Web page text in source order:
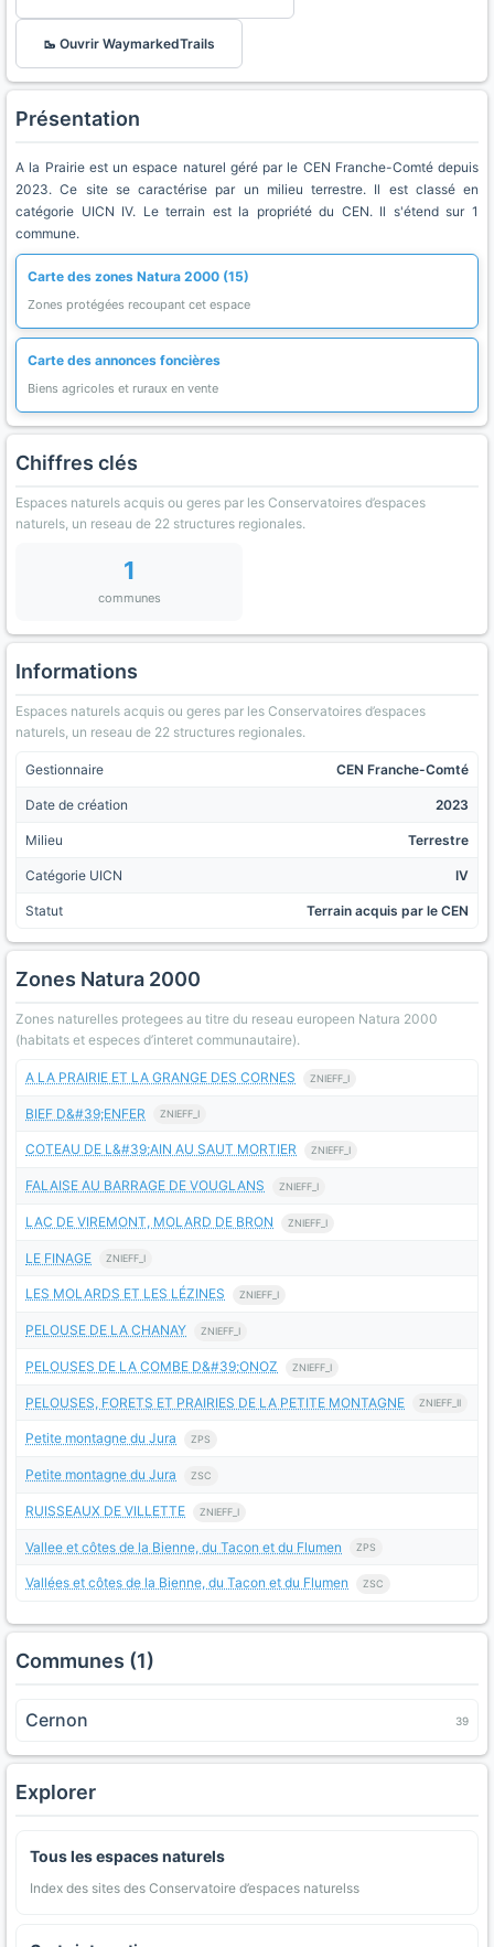
🥾 Ouvrir WaymarkedTrails
Présentation
A la Prairie est un espace naturel géré par le CEN Franche-Comté depuis
2023. Ce site se caractérise par un milieu terrestre. Il est classé en
catégorie UICN IV. Le terrain est la propriété du CEN. Il s'étend sur 1
commune.
Carte des zones Natura 2000 (15)
Zones protégées recoupant cet espace
Carte des annonces foncières
Biens agricoles et ruraux en vente
Chiffres clés
Espaces naturels acquis ou geres par les Conservatoires d’espaces
naturels, un reseau de 22 structures regionales.
1
communes
Informations
Espaces naturels acquis ou geres par les Conservatoires d’espaces
naturels, un reseau de 22 structures regionales.
Gestionnaire CEN Franche-Comté
Date de création 2023
Milieu Terrestre
Catégorie UICN IV
Statut Terrain acquis par le CEN
Zones Natura 2000
Zones naturelles protegees au titre du reseau europeen Natura 2000
(habitats et especes d’interet communautaire).
A LA PRAIRIE ET LA GRANGE DES CORNES ZNIEFF_I
BIEF D&#39;ENFER ZNIEFF_I
COTEAU DE L&#39;AIN AU SAUT MORTIER ZNIEFF_I
FALAISE AU BARRAGE DE VOUGLANS ZNIEFF_I
LAC DE VIREMONT, MOLARD DE BRON ZNIEFF_I
LE FINAGE ZNIEFF_I
LES MOLARDS ET LES LÉZINES ZNIEFF_I
PELOUSE DE LA CHANAY ZNIEFF_I
PELOUSES DE LA COMBE D&#39;ONOZ ZNIEFF_I
PELOUSES, FORETS ET PRAIRIES DE LA PETITE MONTAGNE ZNIEFF_II
Petite montagne du Jura ZPS
Petite montagne du Jura ZSC
RUISSEAUX DE VILLETTE ZNIEFF_I
Vallee et côtes de la Bienne, du Tacon et du Flumen ZPS
Vallées et côtes de la Bienne, du Tacon et du Flumen ZSC
Communes (1)
Cernon 39
Explorer
Tous les espaces naturels
Index des sites des Conservatoire d’espaces naturelss